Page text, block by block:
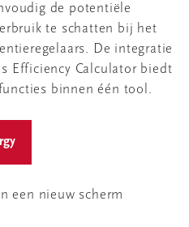
de potentiële
te schatten bij het
De integratie
Efficiency Calculator biedt
binnen één tool.
een nieuw scherm